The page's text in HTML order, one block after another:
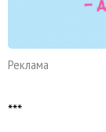
Реклама
***